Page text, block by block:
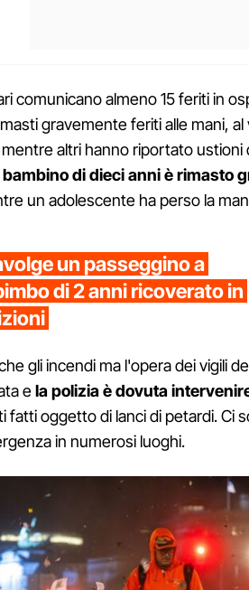
comunicano almeno 15 feriti in
gravemente feriti alle mani, al
altri hanno riportato ustioni
di dieci anni è rimasto
un adolescente ha perso la
un passeggino a
di 2 anni ricoverato in
gli incendi ma l'opera dei vigili
ela polizia è dovuta
fatti oggetto di lanci di petardi. Ci
in numerosi luoghi.